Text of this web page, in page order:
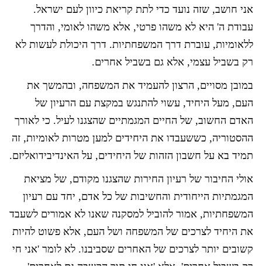
אני חושב, שזה נועד כדי לתת קריאת כיוון לעם ישראל.
עבודת ה' היא לא משהו פרטי, אלא משהו לאומי, והדרך
ללאומיות, עוברת דרך המשפחתיות. דרך היכולת לעשות לא
רק בשביל עצמי, אלא גם בשביל אחרים.
במובן מסויים, הרצון להעמיד את המשפחה, ובהמשך את
העם, מעל היחיד, עשוי להתנגש במקצת עם הרעיון של
האדם החשוב, של החיים המגמתיים שהצגנו לעיל. כי לאורך
ההסטוריה, כששעבדו את היחידים למען מטרות לאומיות, זה
תמיד בא על חשבון הזהות של היחידים, על האינדיבידואליזם.
אולי החיבור של רעיון החירות שהצגנו מקודם, של מציאת
המגמתיות הייחודית והחשיבות של כל אדם, יחד עם רעיון
המשפחתיות, אמור להוביל למסקנה שאנו לא אמורים לשעבד
את היחיד לצרכים של המשפחה ושל העם, אלא פשוט להיות
קשובים יותר לצרכים של האחרים שסביבנו. לא לומר 'אני חי